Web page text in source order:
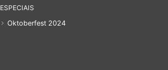
ESPECIAIS
Oktoberfest 2024